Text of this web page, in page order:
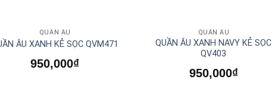
QUẦN ÂU
ÂU XANH KẺ SỌC QVM471
950,000₫
QUẦN ÂU
QUẦN ÂU XANH NAVY KẺ SỌC
QV403
950,000₫